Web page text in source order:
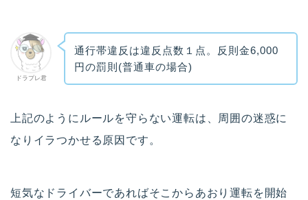
ドラプレ君
通行帯違反は違反点数１点。反則金6,000
円の罰則(普通車の場合)
上記のようにルールを守らない運転は、周囲の迷惑に
なりイラつかせる原因です。
短気なドライバーであればそこからあおり運転を開始